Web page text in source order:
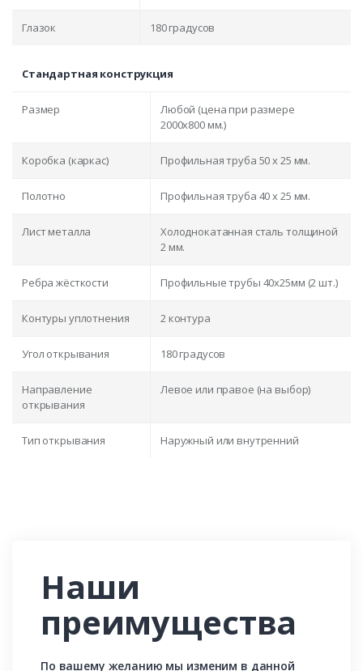
Глазок 180 градусов
Стандартная конструкция
Размер
Любой (цена при размере
2000x800 мм.)
Коробка (каркас) Профильная труба 50 х 25 мм.
Полотно Профильная труба 40 х 25 мм.
Лист металла
Холоднокатанная сталь толщиной
2 мм.
Ребра жёсткости Профильные трубы 40х25мм (2 шт.)
Контуры уплотнения 2 контура
Угол открывания 180 градусов
Направление
открывания
Левое или правое (на выбор)
Тип открывания Наружный или внутренний
Наши
преимущества
По вашему желанию мы изменим в данной